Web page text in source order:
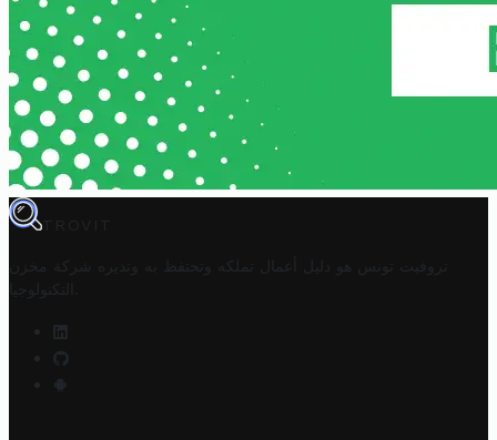
TROVIT
تروفيت تونس هو دليل أعمال تملكه وتحتفظ به وتديره
شركة مخزن
التكنولوجيا